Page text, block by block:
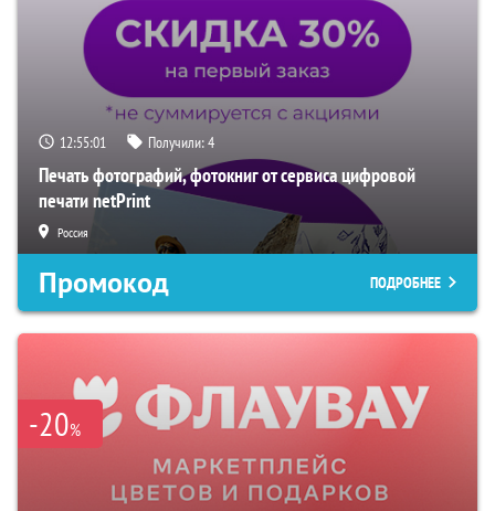
12:55:00 Получили:4
Печать фотографий, фотокниг от сервиса цифровой
печати netPrint
Россия
Промокод ПОДРОБНЕЕ
-20%